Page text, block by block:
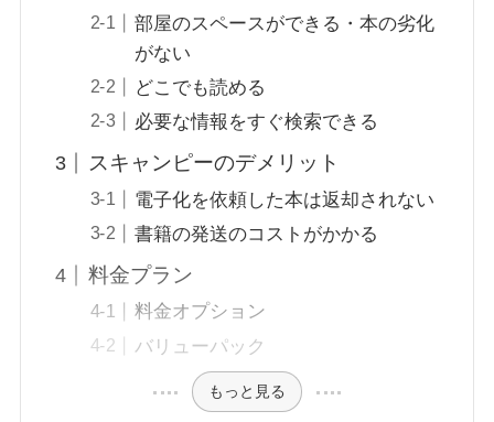
部屋のスペースができる・本の劣化
がない
どこでも読める
必要な情報をすぐ検索できる
スキャンピーのデメリット
電子化を依頼した本は返却されない
書籍の発送のコストがかかる
料金プラン
料金オプション
バリューパック
もっと見る